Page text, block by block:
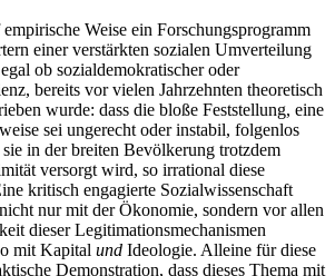
Weise ein Forschungsprogramm
einer verstärkten sozialen Umverteilung
ob sozialdemokratischer oder
bereits vor vielen Jahrzehnten theoretisch
wurde: dass die bloße Feststellung, eine
sei ungerecht oder instabil, folgenlos
in der breiten Bevölkerung trotzdem
versorgt wird, so irrational diese
kritisch engagierte Sozialwissenschaft
nur mit der Ökonomie, sondern vor allen
dieser Legitimationsmechanismen
mit Kapital und Ideologie. Alleine für diese
Demonstration, dass dieses Thema mit